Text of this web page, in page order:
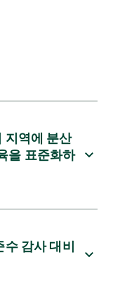
지역에 분산
을 표준화하
감사 대비